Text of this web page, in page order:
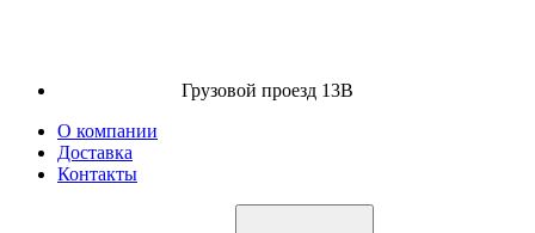
Грузовой проезд 13В
О компании
Доставка
Контакты